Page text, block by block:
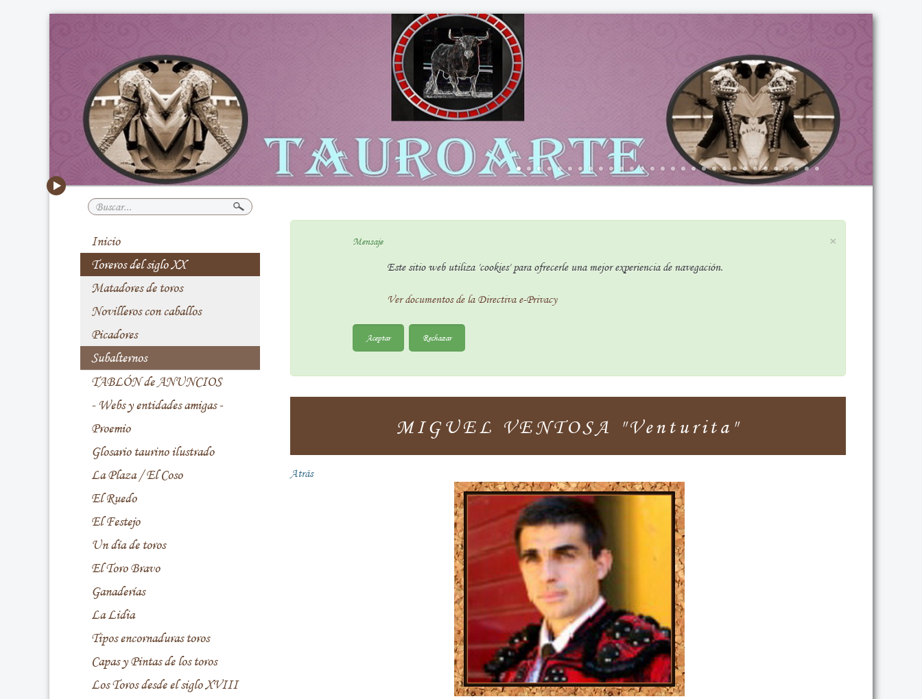
Buscar...
Inicio
Toreros del siglo XX
Matadores de toros
Novilleros con caballos
Picadores
Subalternos
TABLÓN de ANUNCIOS
- Webs y entidades amigas -
Proemio
Glosario taurino ilustrado
La Plaza / El Coso
El Ruedo
El Festejo
Un día de toros
El Toro Bravo
Ganaderías
La Lidia
Tipos encornaduras toros
Capas y Pintas de los toros
Los Toros desde el siglo XVIII
×
Mensaje
Este sitio web utiliza 'cookies' para ofrecerle una mejor experiencia de navegación.
Ver documentos de la Directiva e-Privacy
Aceptar Rechazar
MIGUEL VENTOSA "Venturita"
Atrás